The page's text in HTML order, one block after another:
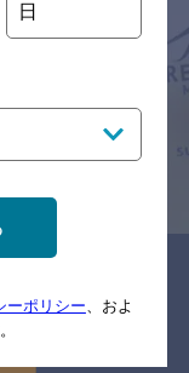
利用規約
うお願い申し上げま
日
ーポリシー、およ